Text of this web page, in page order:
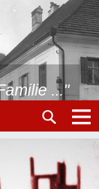
..."